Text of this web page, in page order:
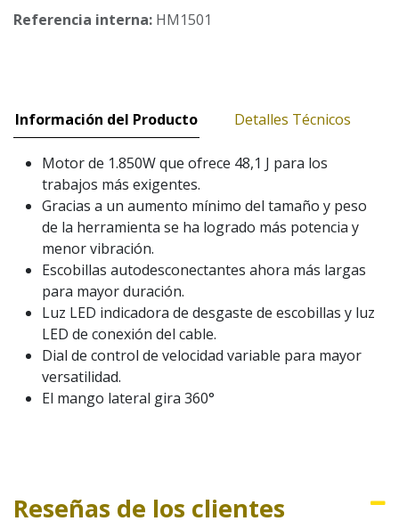
Referencia interna: HM1501
Información del Producto Detalles Técnicos
Motor de 1.850W que ofrece 48,1 J para los
trabajos más exigentes.
Gracias a un aumento mínimo del tamaño y peso
de la herramienta se ha logrado más potencia y
menor vibración.
Escobillas autodesconectantes ahora más largas
para mayor duración.
Luz LED indicadora de desgaste de escobillas y luz
LED de conexión del cable.
Dial de control de velocidad variable para mayor
versatilidad.
El mango lateral gira 360°
Reseñas de los clientes